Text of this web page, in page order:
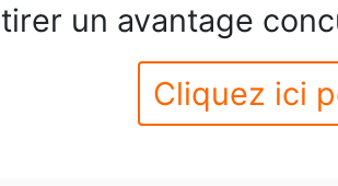
tirer un avantage
Cliquez ici